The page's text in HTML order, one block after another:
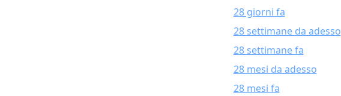
28 giorni fa
28 settimane da adesso
28 settimane fa
28 mesi da adesso
28 mesi fa